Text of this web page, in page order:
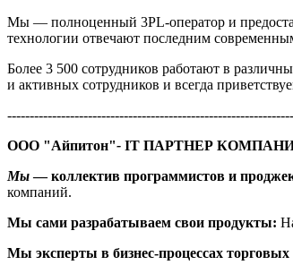
Мы — полноценный 3PL-оператор и
технологии отвечают последним
Более 3 500 сотрудников работают в
и активных сотрудников и всегда
ООО "Айпитон"- IT ПАРТНЕР
Мы— коллектив программистов и
компаний.
Мы сами разрабатываем свои продукты:
Мы эксперты в бизнес-процессах